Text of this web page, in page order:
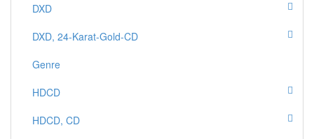
DXD
DXD, 24-Karat-Gold-CD
Genre
HDCD
HDCD, CD